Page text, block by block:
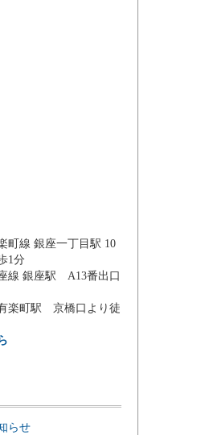
町線 銀座一丁目駅 10
1分
線 銀座駅 A13番出口
楽町駅 京橋口より徒
らせ